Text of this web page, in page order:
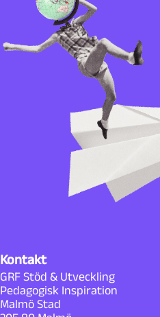
Kontakt
GRF Stöd & Utveckling
Pedagogisk Inspiration
Malmö Stad